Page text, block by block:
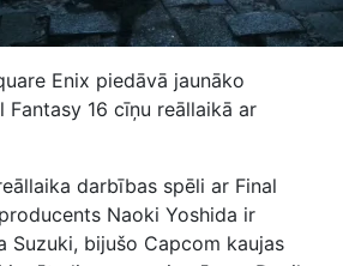
Enix piedāvā jaunāko
Fantasy 16 cīņu reāllaikā ar
darbības spēli ar Final
Naoki Yoshida ir
Suzuki, bijušo Capcom kaujas